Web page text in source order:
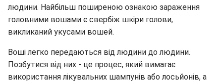
людини. Найбільш поширеною ознакою зараження
головними вошами є свербіж шкіри голови,
викликаний укусами вошей.
Воші легко передаються від людини до людини.
Позбутися від них - це процес, який вимагає
використання лікувальних шампунів або лосьйонів, а